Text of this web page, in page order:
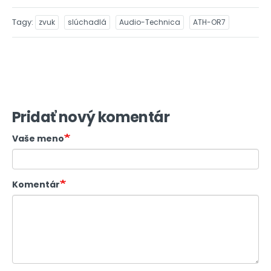
Tagy zvuk slúchadlá Audio-Technica ATH-OR7
Pridať nový komentár
Vaše meno
Komentár